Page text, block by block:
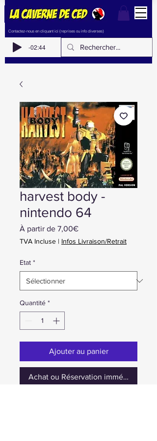
Contactez-nous en cliquant ici (reprises ou info diverses)
-02:44
harvest body -
nintendo 64
À partir de 7,00€Prix
TVA Incluse | Infos Livraison/Retrait
Etat *
Quantité *
Ajouter au panier
Achat ou Réservation immédiate